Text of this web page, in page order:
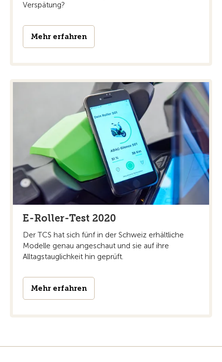
Verspätung?
Mehr erfahren
E-Roller-Test 2020
Der TCS hat sich fünf in der Schweiz erhältliche
Modelle genau angeschaut und sie auf ihre
Alltagstauglichkeit hin geprüft.
Mehr erfahren